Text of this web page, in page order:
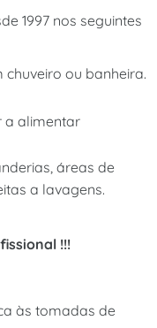
1997 nos seguintes
ou banheira.
a alimentar
áreas de
a lavagens.
!!!
às tomadas de